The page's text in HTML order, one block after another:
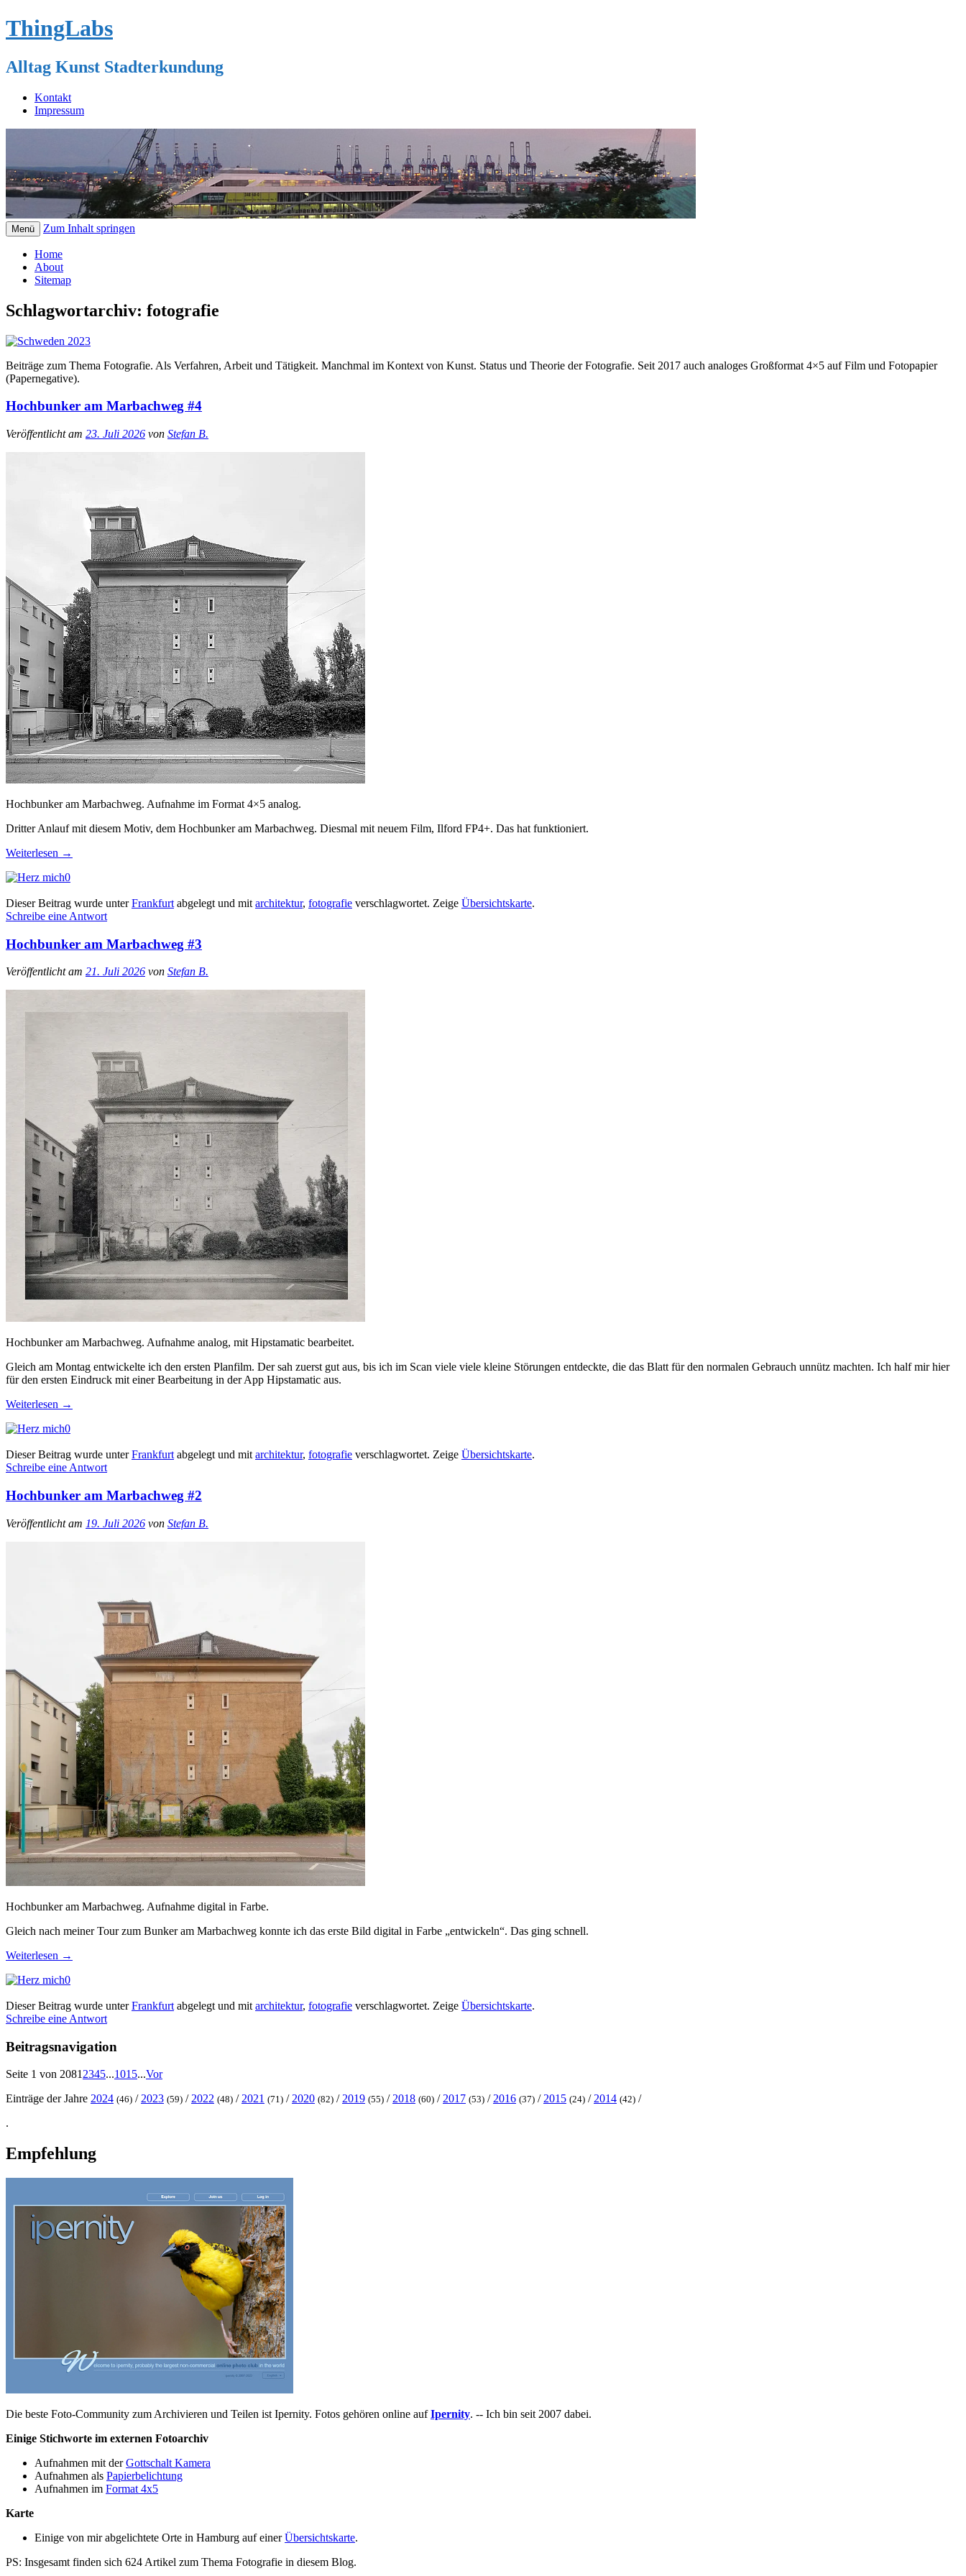
ThingLabs
Alltag Kunst Stadterkundung
Kontakt
Impressum
Menü Zum Inhalt springen
Home
About
Sitemap
Schlagwortarchiv: fotografie
Beiträge zum Thema Fotografie. Als Verfahren, Arbeit und Tätigkeit. Manchmal im Kontext von Kunst. Status und Theorie der Fotografie. Seit 2017 auch analoges Großformat 4×5 auf Film und Fotopapier
(Papernegative).
Hochbunker am Marbachweg #4
Veröffentlicht am 23. Juli 2026 von Stefan B.
Hochbunker am Marbachweg. Aufnahme im Format 4×5 analog.
Dritter Anlauf mit diesem Motiv, dem Hochbunker am Marbachweg. Diesmal mit neuem Film, Ilford FP4+. Das hat funktioniert.
Weiterlesen →
0
Dieser Beitrag wurde unterFrankfurt abgelegt und mit architektur, fotografie verschlagwortet. Zeige Übersichtskarte.
Schreibe eine Antwort
Hochbunker am Marbachweg #3
Veröffentlicht am 21. Juli 2026 von Stefan B.
Hochbunker am Marbachweg. Aufnahme analog, mit Hipstamatic bearbeitet.
Gleich am Montag entwickelte ich den ersten Planfilm. Der sah zuerst gut aus, bis ich im Scan viele viele kleine Störungen entdeckte, die das Blatt für den normalen Gebrauch unnütz machten. Ich half mir hier
für den ersten Eindruck mit einer Bearbeitung in der App Hipstamatic aus.
Weiterlesen →
0
Dieser Beitrag wurde unterFrankfurtabgelegt und mitarchitektur, fotografie verschlagwortet. Zeige Übersichtskarte.
Schreibe eine Antwort
Hochbunker am Marbachweg #2
Veröffentlicht am 19. Juli 2026 von Stefan B.
Hochbunker am Marbachweg. Aufnahme digital in Farbe.
Gleich nach meiner Tour zum Bunker am Marbachweg konnte ich das erste Bild digital in Farbe „entwickeln“. Das ging schnell.
Weiterlesen →
0
Dieser Beitrag wurde unterFrankfurt abgelegt und mit architektur, fotografie verschlagwortet. Zeige Übersichtskarte.
Schreibe eine Antwort
Beitragsnavigation
Seite 1 von 2081 2345...1015...Vor
Einträge der Jahre 2024 (46) / 2023 (59) / 2022 (48) / 2021 (71) / 2020 (82) / 2019 (55) / 2018 (60) / 2017 (53) / 2016 (37) / 2015 (24) / 2014 (42) /
.
Empfehlung
Die beste Foto-Community zum Archivieren und Teilen ist Ipernity. Fotos gehören online aufIpernity. -- Ich bin seit 2007 dabei.
Einige Stichworte im externen Fotoarchiv
Aufnahmen mit derGottschalt Kamera
Aufnahmen als Papierbelichtung
Aufnahmen im Format 4x5
Karte
Einige von mir abgelichtete Orte in Hamburg auf einerÜbersichtskarte.
PS: Insgesamt finden sich 624 Artikel zum Thema Fotografie in diesem Blog.